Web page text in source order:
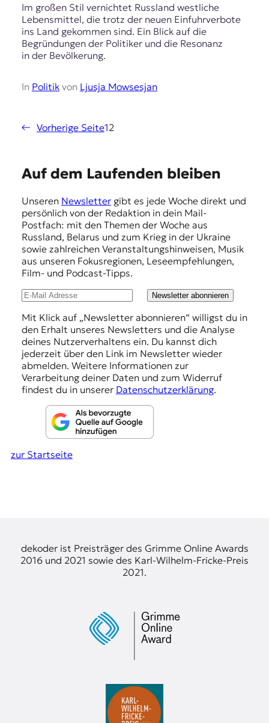
Im großen Stil vernichtet Russland westliche
Lebensmittel, die trotz der neuen Einfuhrverbote
ins Land gekommen sind. Ein Blick auf die
Begründungen der Politiker und die Resonanz
in der Bevölkerung.
In Politikvon Ljusja Mowsesjan
← Vorherige Seite12
Auf dem Laufenden bleiben
Unseren Newslettergibt es jede Woche direkt und
persönlich von der Redaktion in dein Mail-
Postfach: mit den Themen der Woche aus
Russland, Belarus und zum Krieg in der Ukraine
sowie zahlreichen Veranstaltungshinweisen, Musik
aus unseren Fokusregionen, Leseempfehlungen,
Film- und Podcast-Tipps.
Newsletter abonnieren
Mit Klick auf „Newsletter abonnieren“ willigst du in
den Erhalt unseres Newsletters und die Analyse
deines Nutzerverhaltens ein. Du kannst dich
jederzeit über den Link im Newsletter wieder
abmelden. Weitere Informationen zur
Verarbeitung deiner Daten und zum Widerruf
findest du in unserer Datenschutzerklärung.
zur Startseite
dekoder ist Preisträger des Grimme Online Awards
2016 und 2021 sowie des Karl-Wilhelm-Fricke-Preis
2021.